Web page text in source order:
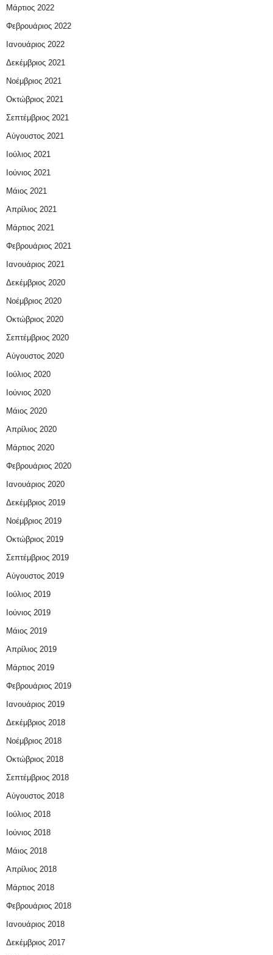
Μάρτιος 2022
Φεβρουάριος 2022
Ιανουάριος 2022
Δεκέμβριος 2021
Νοέμβριος 2021
Οκτώβριος 2021
Σεπτέμβριος 2021
Αύγουστος 2021
Ιούλιος 2021
Ιούνιος 2021
Μάιος 2021
Απρίλιος 2021
Μάρτιος 2021
Φεβρουάριος 2021
Ιανουάριος 2021
Δεκέμβριος 2020
Νοέμβριος 2020
Οκτώβριος 2020
Σεπτέμβριος 2020
Αύγουστος 2020
Ιούλιος 2020
Ιούνιος 2020
Μάιος 2020
Απρίλιος 2020
Μάρτιος 2020
Φεβρουάριος 2020
Ιανουάριος 2020
Δεκέμβριος 2019
Νοέμβριος 2019
Οκτώβριος 2019
Σεπτέμβριος 2019
Αύγουστος 2019
Ιούλιος 2019
Ιούνιος 2019
Μάιος 2019
Απρίλιος 2019
Μάρτιος 2019
Φεβρουάριος 2019
Ιανουάριος 2019
Δεκέμβριος 2018
Νοέμβριος 2018
Οκτώβριος 2018
Σεπτέμβριος 2018
Αύγουστος 2018
Ιούλιος 2018
Ιούνιος 2018
Μάιος 2018
Απρίλιος 2018
Μάρτιος 2018
Φεβρουάριος 2018
Ιανουάριος 2018
Δεκέμβριος 2017